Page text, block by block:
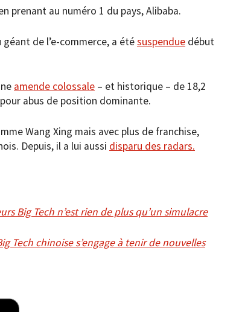
prenant au numéro 1 du pays, Alibaba.
géant de l’e-commerce, a étésuspendue début
amende colossale – et historique – de 18,2
abus de position dominante.
Wang Xing mais avec plus de franchise,
Depuis, il a lui aussi disparu des radars.
Big Tech n’est rien de plus qu’un simulacre
Tech chinoise s’engage à tenir de nouvelles